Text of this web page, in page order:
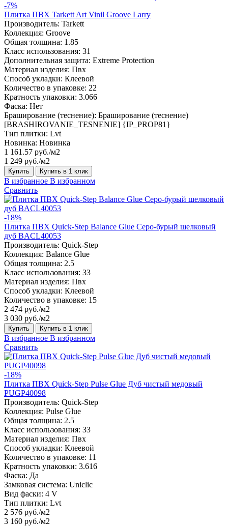
-7%
Плитка ПВХ Tarkett Art Vinil Groove Larry
Производитель: Tarkett
Коллекция: Groove
Общая толщина: 1.85
Класс использования: 31
Дополнительная защита: Extreme Protection
Материал изделия: Пвх
Способ укладки: Клеевой
Количество в упаковке: 22
Кратность упаковки: 3.066
Фаска: Нет
Браширование (теснение): Браширование (теснение)
[BRASHIROVANIE_TESNENIE] {IP_PROP81}
Тип плитки: Lvt
Новинка: Новинка
1 161.57 руб./м2
1 249 руб./м2
Купить Купить в 1 клик
В избранное В избранном
Сравнить
-18%
Плитка ПВХ Quick-Step Balance Glue Серо-бурый шелковый
дуб BACL40053
Производитель: Quick-Step
Коллекция: Balance Glue
Общая толщина: 2.5
Класс использования: 33
Материал изделия: Пвх
Способ укладки: Клеевой
Количество в упаковке: 15
2 474 руб./м2
3 030 руб./м2
Купить Купить в 1 клик
В избранное В избранном
Сравнить
-18%
Плитка ПВХ Quick-Step Pulse Glue Дуб чистый медовый
PUGP40098
Производитель: Quick-Step
Коллекция: Pulse Glue
Общая толщина: 2.5
Класс использования: 33
Материал изделия: Пвх
Способ укладки: Клеевой
Количество в упаковке: 11
Кратность упаковки: 3.616
Фаска: Да
Замковая система: Uniclic
Вид фаски: 4 V
Тип плитки: Lvt
2 576 руб./м2
3 160 руб./м2